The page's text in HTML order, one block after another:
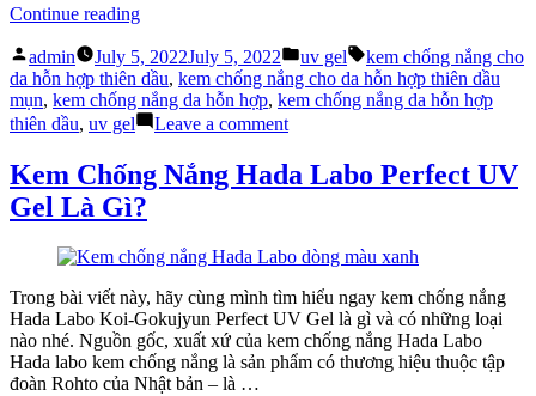
Continue reading“Kem
Nắng
Hada
Labo
Koi-
UV
Gel
Dành
Cho
Da
Dầu”
Posted
by
admin July 5, 2022July 5, 2022
Posted
in
uv gel Tags:
kem chống nắng cho
da hỗn hợp thiên dầu, kem chống nắng cho da hỗn hợp thiên dầu
mụn, kem chống nắng da hỗn hợp, kem chống nắng da hỗn hợp
thiên dầu, uv gel Leave a commenton
Chống
Nắng
Koi-
Gokujyun
UV
Gel
Dành
Cho
Kem Chống Nắng Hada Labo Perfect UV
Gel Là Gì?
Trong bài viết này, hãy cùng mình tìm hiểu ngay kem chống nắng
Hada Labo Koi-Gokujyun Perfect UV Gel là gì và có những loại
nào nhé. Nguồn gốc, xuất xứ của kem chống nắng Hada Labo
Hada labo kem chống nắng là sản phẩm có thương hiệu thuộc tập
đoàn Rohto của Nhật bản – là …